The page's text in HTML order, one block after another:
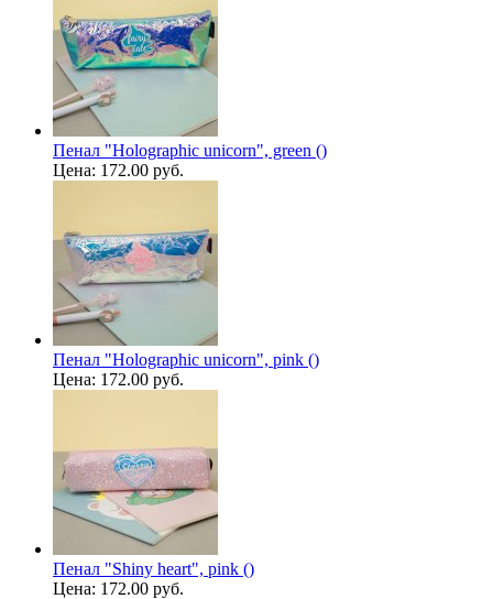
Пенал "Holographic unicorn", green ()
Цена: 172.00 руб.
Пенал "Holographic unicorn", pink ()
Цена: 172.00 руб.
Пенал "Shiny heart", pink ()
Цена: 172.00 руб.